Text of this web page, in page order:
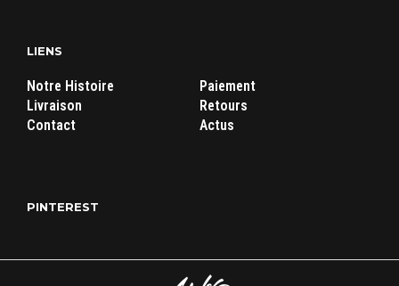
LIENS
Notre Histoire
Livraison
Contact
Paiement
Retours
Actus
PINTEREST